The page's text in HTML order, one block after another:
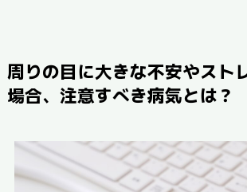
周りの目に大きな不安やスト
場合、注意すべき病気とは？